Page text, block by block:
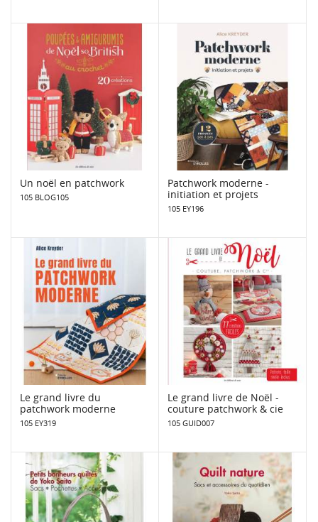
Un noël en patchwork
105 BLOG105
Patchwork moderne -
initiation et projets
105 EY196
Le grand livre du
patchwork moderne
105 EY319
Le grand livre de Noël -
couture patchwork & cie
105 GUID007